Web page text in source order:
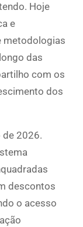
Hoje
e
metodologias
das
com os
dos
de 2026.
descontos
o acesso